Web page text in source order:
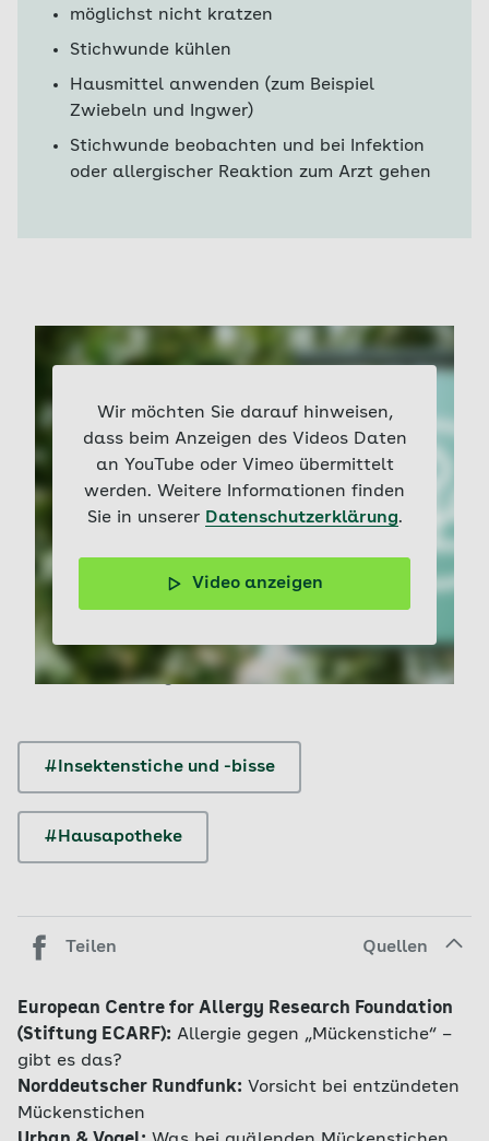
möglichst nicht kratzen
Stichwunde kühlen
Hausmittel anwenden (zum Beispiel
Zwiebeln und Ingwer)
Stichwunde beobachten und bei Infektion
oder allergischer Reaktion zum Arzt gehen
Wir möchten Sie darauf hinweisen,
dass beim Anzeigen des Videos Daten
an YouTube oder Vimeo übermittelt
werden. Weitere Informationen finden
Sie in unserer Datenschutzerklärung.
Video anzeigen
Warum stechen Mücken und warum jucken die Stiche?
Mückenweibchen saugen Blut für ihre Eier, unser Körper
lindern die Beschwerden. Bei starken Reaktionen sollte
ärztlicher Rat eingeholt werden.
#Insektenstiche und -bisse
#Hausapotheke
Teilen Quellen
European Centre for Allergy Research Foundation
(Stiftung ECARF): Allergie gegen „Mückenstiche“ –
gibt es das?
Norddeutscher Rundfunk: Vorsicht bei entzündeten
Mückenstichen